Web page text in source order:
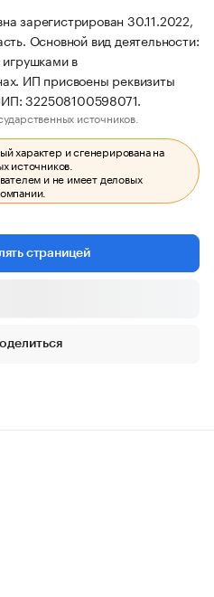
зарегистрирован 30.11.2022,
Основной вид деятельности:
в
ИП присвоены реквизиты
322508100598071.
источников.
характер и сгенерирована на
источников.
и не имеет деловых
страницей